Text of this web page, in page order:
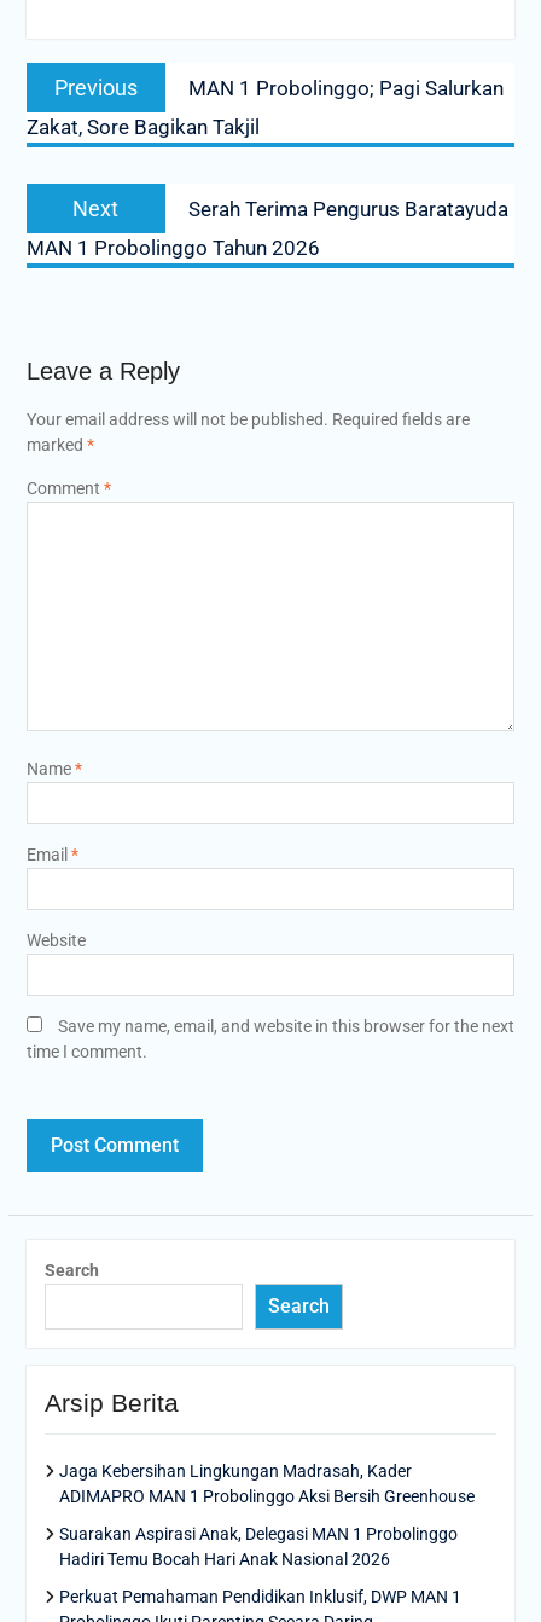
Post
navigation
Previous
post:
MAN 1 Probolinggo; Pagi Salurkan
Zakat, Sore Bagikan Takjil
Next
post:
Serah Terima Pengurus Baratayuda
MAN 1 Probolinggo Tahun 2026
Leave a Reply
Your email address will not be published. Required fields are
marked *
Comment *
Name*
Email *
Website
Save my name, email, and website in this browser for the next
time I comment.
Search
Search
Arsip Berita
Jaga Kebersihan Lingkungan Madrasah, Kader
ADIMAPRO MAN 1 Probolinggo Aksi Bersih Greenhouse
Suarakan Aspirasi Anak, Delegasi MAN 1 Probolinggo
Hadiri Temu Bocah Hari Anak Nasional 2026
Perkuat Pemahaman Pendidikan Inklusif, DWP MAN 1